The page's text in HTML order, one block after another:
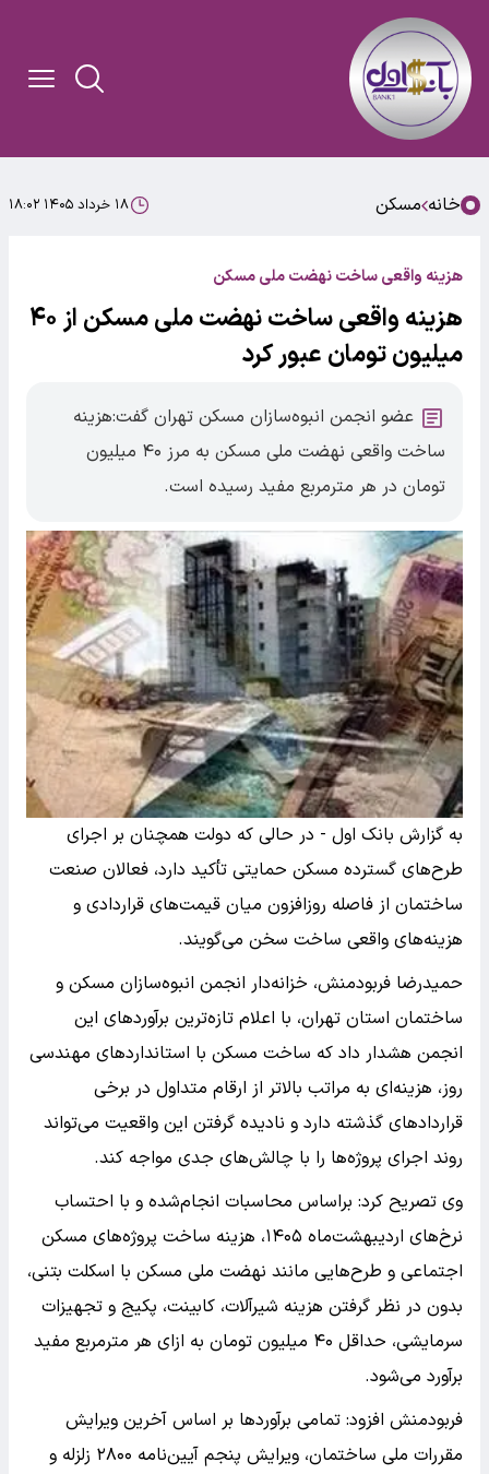
خانه مسکن ۱۸ خرداد ۱۴۰۵ ۱۸:۰۲
هزینه واقعی ساخت نهضت ملی مسکن
هزینه واقعی ساخت نهضت ملی مسکن از ۴۰
میلیون تومان عبور کرد
عضو انجمن انبوه‌سازان مسکن تهران گفت:هزینه
ساخت واقعی نهضت ملی مسکن به مرز ۴۰ میلیون
تومان در هر مترمربع مفید رسیده است.
به گزارش بانک اول - در حالی که دولت همچنان بر اجرای
طرح‌های گسترده مسکن حمایتی تأکید دارد، فعالان صنعت
ساختمان از فاصله روزافزون میان قیمت‌های قراردادی و
هزینه‌های واقعی ساخت سخن می‌گویند.
حمیدرضا فربودمنش، خزانه‌دار انجمن انبوه‌سازان مسکن و
ساختمان استان تهران، با اعلام تازه‌ترین برآوردهای این
انجمن هشدار داد که ساخت مسکن با استانداردهای مهندسی
روز، هزینه‌ای به مراتب بالاتر از ارقام متداول در برخی
قراردادهای گذشته دارد و نادیده گرفتن این واقعیت می‌تواند
روند اجرای پروژه‌ها را با چالش‌های جدی مواجه کند.
وی تصریح کرد: براساس محاسبات انجام‌شده و با احتساب
نرخ‌های اردیبهشت‌ماه ۱۴۰۵، هزینه ساخت پروژه‌های مسکن
اجتماعی و طرح‌هایی مانند نهضت ملی مسکن با اسکلت بتنی،
بدون در نظر گرفتن هزینه شیرآلات، کابینت، پکیج و تجهیزات
سرمایشی، حداقل ۴۰ میلیون تومان به ازای هر مترمربع مفید
برآورد می‌شود.
فربودمنش افزود: تمامی برآوردها بر اساس آخرین ویرایش
مقررات ملی ساختمان، ویرایش پنجم آیین‌نامه ۲۸۰۰ زلزله و